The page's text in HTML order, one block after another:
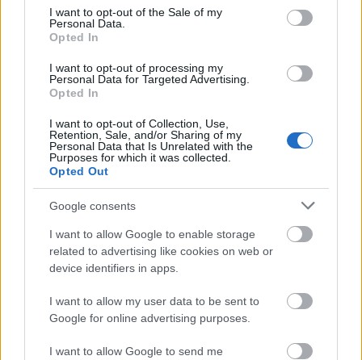
consent section.
I want to opt-out of the Sale of my
Personal Data.
Opted In
I want to opt-out of processing my
Personal Data for Targeted Advertising.
Opted In
I want to opt-out of Collection, Use,
Retention, Sale, and/or Sharing of my
Personal Data that Is Unrelated with the
Purposes for which it was collected.
Opted Out
Google consents
I want to allow Google to enable storage
related to advertising like cookies on web or
device identifiers in apps.
I want to allow my user data to be sent to
Google for online advertising purposes.
I want to allow Google to send me
ΔΙΑΒΑΖΟΝΤΑΙ ΤΩΡΑ
Το gadget από τα IKEA που κοστίζει κάτω από 2
ευρώ και θα βάλει σε τάξη το ντουλάπι της
κουζίνας σου
3-3-3 rule: Ο κανόνας που θα αλλάξει τον τρόπο
που ντύνεσαι
Όσοι μεγάλωσαν χωρίς κινητά, απέκτησαν 6
δεξιότητες ζωής που οι νέοι δεν θα μάθουν ποτέ